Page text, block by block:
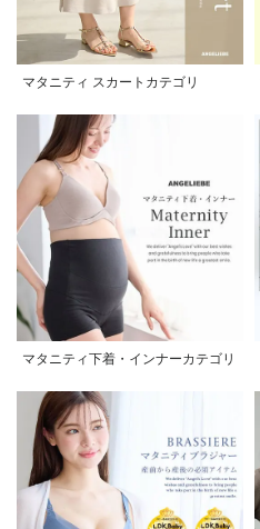
マタニティ スカートカテゴリ
マタニティ下着・インナーカテゴリ